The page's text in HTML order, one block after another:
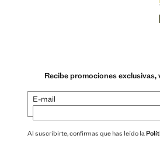
Recibe promociones
E-mail
Al suscribirte, confirmas que has leído la